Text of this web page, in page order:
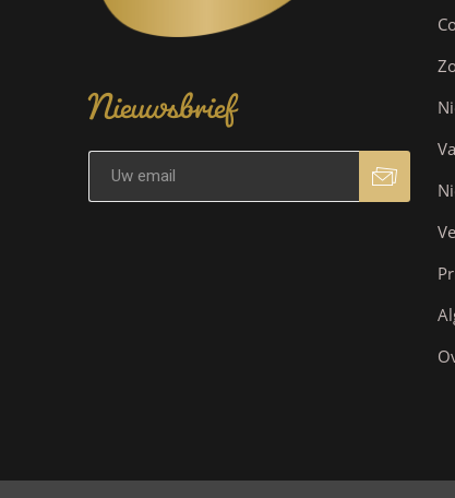
Nieuwsbrief